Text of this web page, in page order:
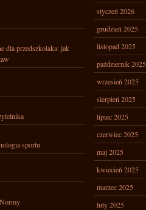
dla przedszkolaka: jak
sportu
styczeń 2026
grudzień 2025
listopad 2025
październik 2025
wrzesień 2025
sierpień 2025
lipiec 2025
czerwiec 2025
maj 2025
kwiecień 2025
marzec 2025
luty 2025